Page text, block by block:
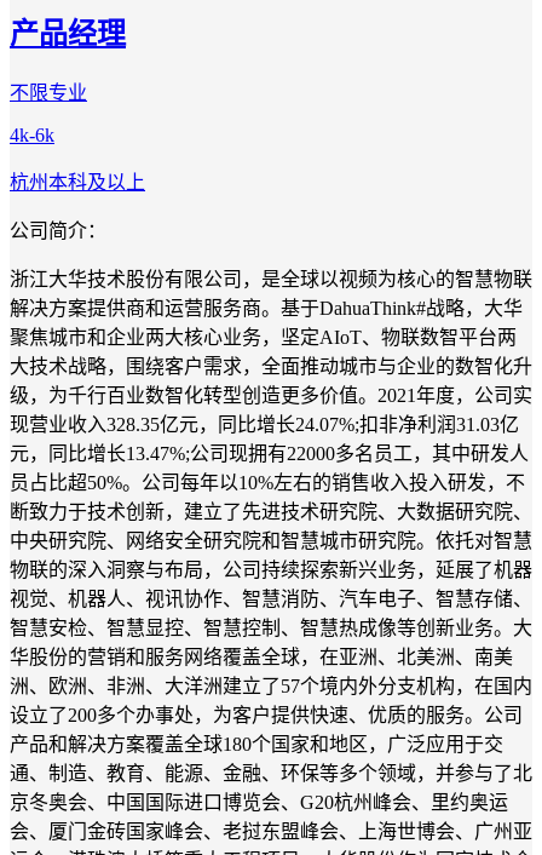
产品经理
不限专业
4k-6k
杭州本科及以上
公司简介：
浙江大华技术股份有限公司，是全球以视频为核心的智慧物联
解决方案提供商和运营服务商。基于DahuaThink#战略，大华
聚焦城市和企业两大核心业务，坚定AIoT、物联数智平台两
大技术战略，围绕客户需求，全面推动城市与企业的数智化升
级，为千行百业数智化转型创造更多价值。2021年度，公司实
现营业收入328.35亿元，同比增长24.07%;扣非净利润31.03亿
元，同比增长13.47%;公司现拥有22000多名员工，其中研发人
员占比超50%。公司每年以10%左右的销售收入投入研发，不
断致力于技术创新，建立了先进技术研究院、大数据研究院、
中央研究院、网络安全研究院和智慧城市研究院。依托对智慧
物联的深入洞察与布局，公司持续探索新兴业务，延展了机器
视觉、机器人、视讯协作、智慧消防、汽车电子、智慧存储、
智慧安检、智慧显控、智慧控制、智慧热成像等创新业务。大
华股份的营销和服务网络覆盖全球，在亚洲、北美洲、南美
洲、欧洲、非洲、大洋洲建立了57个境内外分支机构，在国内
设立了200多个办事处，为客户提供快速、优质的服务。公司
产品和解决方案覆盖全球180个国家和地区，广泛应用于交
通、制造、教育、能源、金融、环保等多个领域，并参与了北
京冬奥会、中国国际进口博览会、G20杭州峰会、里约奥运
会、厦门金砖国家峰会、老挝东盟峰会、上海世博会、广州亚